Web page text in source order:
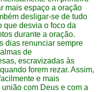
mais espaço a oração
desligar-se de tudo
que desvia o foco da
durante a oração.
dias renunciar sempre
de
escravizadas às
forem rezar. Assim,
e mais
com Deus e com a